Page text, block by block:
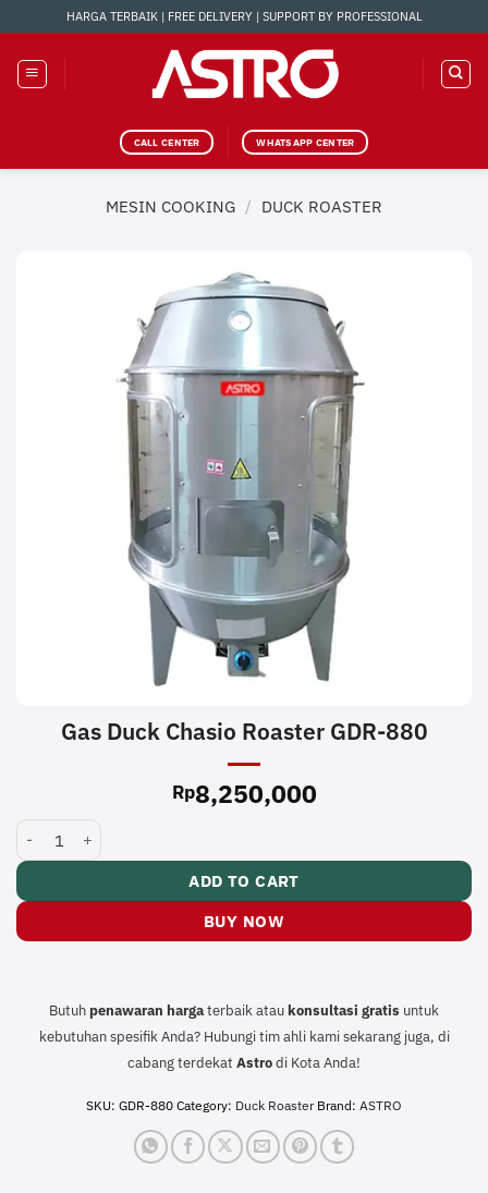
to
content
HARGA TERBAIK | FREE DELIVERY | SUPPORT BY PROFESSIONAL
CALL CENTER WHATSAPP CENTER
MESIN COOKING / DUCK ROASTER
Gas Duck Chasio Roaster GDR-880
Rp8,250,000
Gas Duck Chasio Roaster GDR-880 quantity
ADD TO CART
BUY NOW
Butuh penawaran hargaterbaik atau konsultasi gratis untuk
kebutuhan spesifik Anda? Hubungi tim ahli kami sekarang juga, di
cabang terdekat Astrodi Kota Anda!
SKU: GDR-880 Category: Duck Roaster Brand: ASTRO